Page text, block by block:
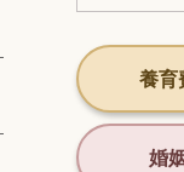
養育
婚